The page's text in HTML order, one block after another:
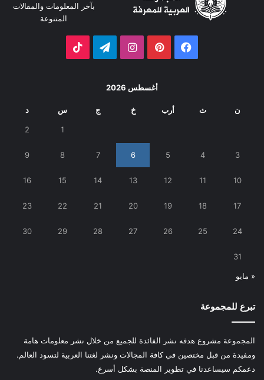
بآخر المعلومات والمقالات
المتنوعة
فيسبوك بينتيريستانستقرامتيلقرام
أغسطس 2026
ن ث أرب خ ج س د
1
2
3
4
5
6
7
8
9
10
11
12
13
14
15
16
17
18
19
20
21
22
23
24
25
26
27
28
29
30
31
« مايو
تبرع للمجموعة
المجموعة مشروع هدفه نشر الفائدة للجميع من خلال نشر معلومات هامة
ومفيدة من قبل مختصين في كافة المجالات ونشر لغتنا العربية لتسود العالم.
دعمكم سيساعدنا في تطوير المنصة بشكل أسرع.